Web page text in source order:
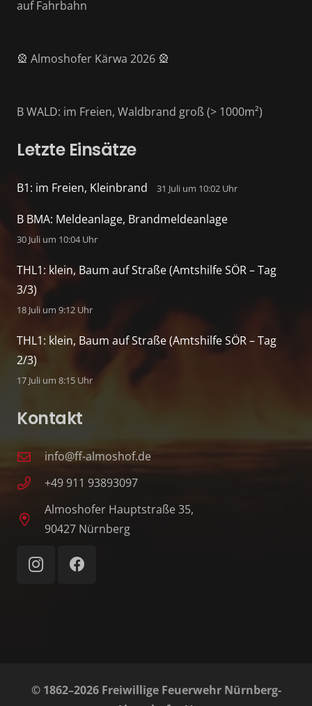
auf Fahrbahn
🎡 Almoshofer Kärwa 2026 🎡
B WALD: im Freien, Waldbrand groß (> 1000m²)
Letzte Einsätze
B1: im Freien, Kleinbrand 31 Juli um 10:02 Uhr
B BMA: Meldeanlage, Brandmeldeanlage
30 Juli um 10:04 Uhr
THL1: klein, Baum auf Straße (Amtshilfe SÖR – Tag
3/3)
18 Juli um 9:12 Uhr
THL1: klein, Baum auf Straße (Amtshilfe SÖR – Tag
2/3)
17 Juli um 8:15 Uhr
Kontakt
info@ff-almoshof.de
+49 911 93893097
Almoshofer Hauptstraße 35,
90427 Nürnberg
© 1862–2026 Freiwillige Feuerwehr Nürnberg-